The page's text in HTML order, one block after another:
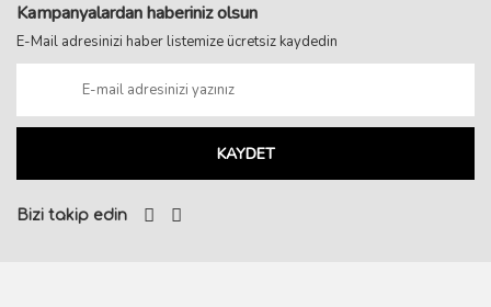
Kampanyalardan haberiniz olsun
E-Mail adresinizi haber listemize ücretsiz kaydedin
KAYDET
Bizi takip edin